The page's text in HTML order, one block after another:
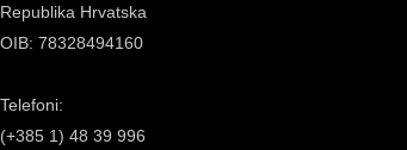
Republika Hrvatska
OIB: 78328494160
Telefoni:
(+385 1) 48 39 996